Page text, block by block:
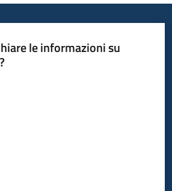
le informazioni su